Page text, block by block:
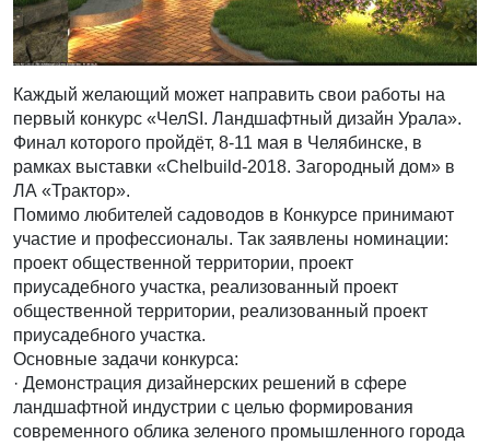
Каждый желающий может направить свои работы на
первый конкурс «ЧелSI. Ландшафтный дизайн Урала».
Финал которого пройдёт, 8-11 мая в Челябинске, в
рамках выставки «Chelbuild-2018. Загородный дом» в
ЛА «Трактор».
Помимо любителей садоводов в Конкурсе принимают
участие и профессионалы. Так заявлены номинации:
проект общественной территории, проект
приусадебного участка, реализованный проект
общественной территории, реализованный проект
приусадебного участка.
Основные задачи конкурса:
· Демонстрация дизайнерских решений в сфере
ландшафтной индустрии с целью формирования
современного облика зеленого промышленного города